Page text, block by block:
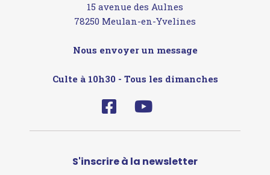
15 avenue des Aulnes
78250 Meulan-en-Yvelines
Nous envoyer un message
Culte à 10h30 - Tous les dimanches
S'inscrire à la newsletter